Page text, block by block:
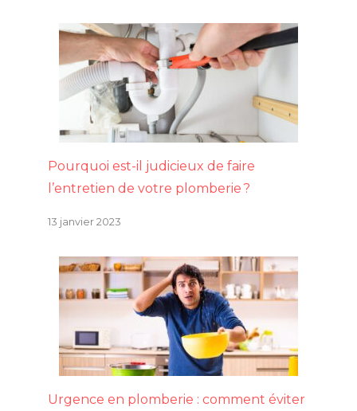
Pourquoi est-il judicieux de faire
l’entretien de votre plomberie ?
13 janvier 2023
Urgence en plomberie : comment éviter